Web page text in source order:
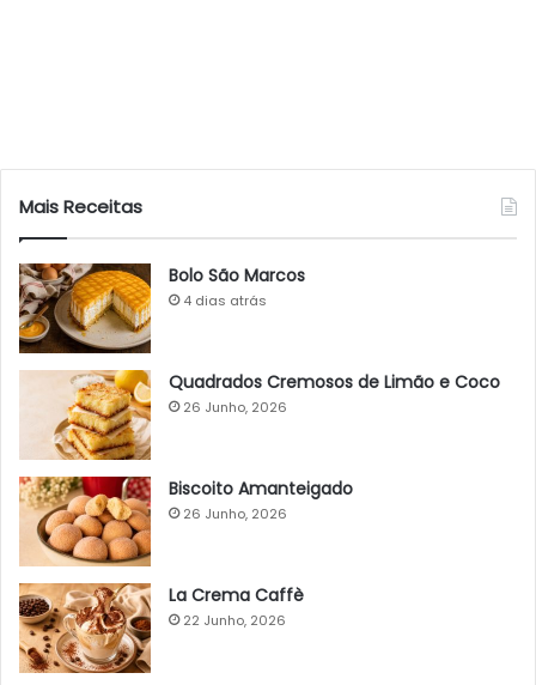
Mais Receitas
Bolo São Marcos
4 dias atrás
Quadrados Cremosos de Limão e Coco
26 Junho, 2026
Biscoito Amanteigado
26 Junho, 2026
La Crema Caffè
22 Junho, 2026